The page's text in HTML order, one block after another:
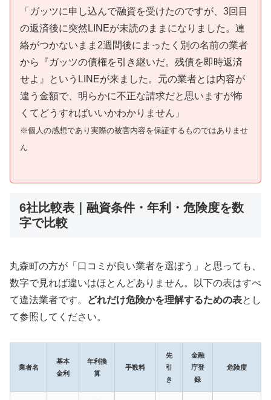
「ガッツに申し込んで融資を受けたのですが、3回目
の返済後に突然LINEが未読のままになりました。連
絡がつかないまま2週間後にまったく別の名前の業者
から『ガッツの債権を引き継いだ。残債を即時返済
せよ』というLINEが来ました。元の業者とは内容が
違う金額で、明らかに不正な請求だと思いますが怖
くてどうすればいいかわかりません」
※個人の感想であり実際の被害内容を保証するものではありませ
ん
6社比較表｜融資条件・年利・危険度を数
字で比較
丸森町の方が「口コミが良い業者を選ぼう」と思っても、
数字で見れば違いはほとんどありません。以下の表はすべ
て違法業者です。
どれだけ危険かを理解するための表とし
て参照してください。
業者名
基本
金利
年利換
算
手数料
先
引
き
金融
庁登
録
危険度